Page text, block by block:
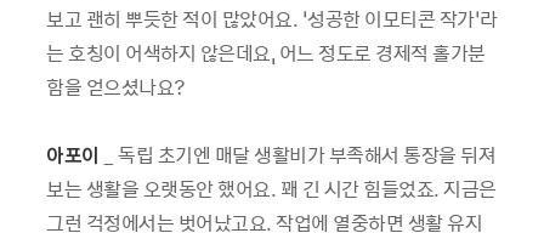
보고 괜히 뿌듯한 적이 많았어요. ‘성공한 이모티콘 작가’라
는 호칭이 어색하지 않은데요, 어느 정도로 경제적 홀가분
함을 얻으셨나요?
아포이 _ 독립 초기엔 매달 생활비가 부족해서 통장을 뒤져
보는 생활을 오랫동안 했어요. 꽤 긴 시간 힘들었죠. 지금은
그런 걱정에서는 벗어났고요. 작업에 열중하면 생활 유지